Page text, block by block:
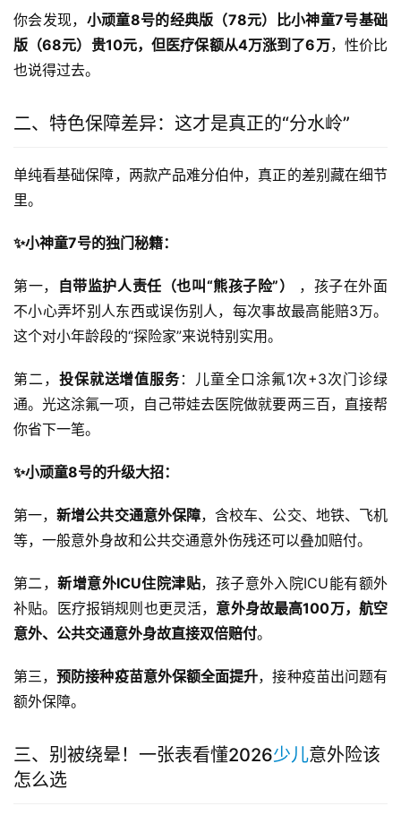
你会发现， 小顽童8号的经典版（78元）比小神童7号基础
版（68元）贵10元，但医疗保额从4万涨到了6万，性价比
也说得过去。
二、特色保障差异：这才是真正的“分水岭”
单纯看基础保障，两款产品难分伯仲，真正的差别藏在细节
里。
✨小神童7号的独门秘籍：
第一， 自带监护人责任（也叫“熊孩子险”）
，孩子在外面
不小心弄坏别人东西或误伤别人，每次事故最高能赔3万。
这个对小年龄段的“探险家”来说特别实用。
第二， 投保就送增值服务：儿童全口涂氟1次+3次门诊绿
通。光这涂氟一项，自己带娃去医院做就要两三百，直接帮
你省下一笔。
✨小顽童8号的升级大招：
第一，新增公共交通意外保障，含校车、公交、地铁、飞机
等，一般意外身故和公共交通意外伤残还可以叠加赔付。
第二，新增意外ICU住院津贴，孩子意外入院ICU能有额外
补贴。医疗报销规则也更灵活， 意外身故最高100万，航空
意外、公共交通意外身故直接双倍赔付。
第三，预防接种疫苗意外保额全面提升，接种疫苗出问题有
额外保障。
三、别被绕晕！一张表看懂2026少儿意外险该
怎么选